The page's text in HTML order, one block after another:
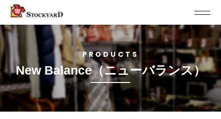
PRODUCTS
New Balance（ニューバランス）